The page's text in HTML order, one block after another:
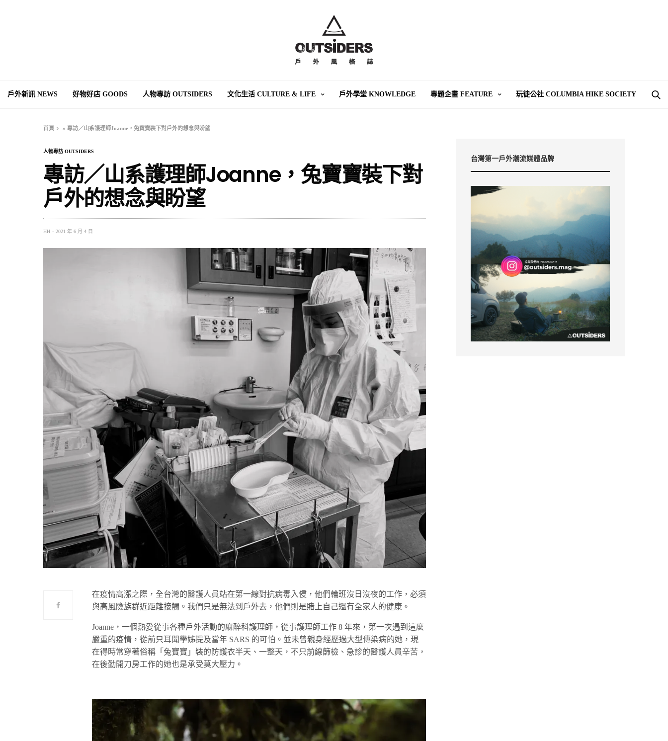
戶外新訊 NEWS 好物好店 GOODS 人物專訪 OUTSIDERS 文化生活 CULTURE & LIFE 戶外學堂 KNOWLEDGE 專題企畫 FEATURE 玩徒公社 COLUMBIA HIKE SOCIETY
首頁 »專訪／山系護理師Joanne，兔寶寶裝下對戶外的想念與盼望
人物專訪 OUTSIDERS
專訪／山系護理師Joanne，兔寶寶裝下對
戶外的想念與盼望
HH 2021 年 6 月 4 日
在疫情高漲之際，全台灣的醫護人員站在第一線對抗病毒入侵，他們輪班沒日沒夜的工作，必須
與高風險族群近距離接觸。我們只是無法到戶外去，他們則是賭上自己還有全家人的健康。
Joanne，一個熱愛從事各種戶外活動的麻醉科護理師，從事護理師工作 8 年來，第一次遇到這麼
嚴重的疫情，從前只耳聞學姊提及當年 SARS 的可怕。並未曾親身經歷過大型傳染病的她，現
在得時常穿著俗稱「兔寶寶」裝的防護衣半天、一整天，不只前線篩檢、急診的醫護人員辛苦，
在後勤開刀房工作的她也是承受莫大壓力。
台灣第一戶外潮流媒體品牌